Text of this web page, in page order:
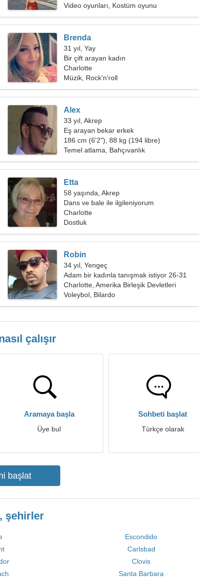
Video oyunları, Kostüm oyunu
Brenda
31 yıl, Yay
Bir çift arayan kadın
Charlotte
Müzik, Rock'n'roll
Alex
33 yıl, Akrep
Eş arayan bekar erkek
186 cm (6'2"), 88 kg (194 libre)
Temel atlama, Bahçıvanlık
Etta
58 yaşında, Akrep
Dans ve bale ile ilgileniyorum
Charlotte
Dostluk
Robin
34 yıl, Yengeç
Adam bir kadınla tanışmak istiyor 26-31
Charlotte, Amerika Birleşik Devletleri
Voleybol, Bilardo
çalışır
Aramaya başla
Üye bul
Sohbeti başlat
Türkçe olarak
başlat
şehirler
Escondido
Carlsbad
Clovis
Santa Barbara